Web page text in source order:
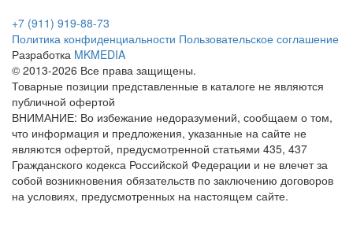
+7 (911) 919-88-73
Политика конфиденциальности Пользовательское соглашение
Разработка MKMEDIA
© 2013-2026 Все права защищены.
Товарные позиции представленные в каталоге не являются
публичной офертой
ВНИМАНИЕ: Во избежание недоразумений, сообщаем о том,
что информация и предложения, указанные на сайте не
являются офертой, предусмотренной статьями 435, 437
Гражданского кодекса Российской Федерации и не влечет за
собой возникновения обязательств по заключению договоров
на условиях, предусмотренных на настоящем сайте.